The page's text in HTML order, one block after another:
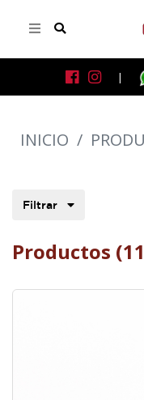
|
INICIO /
Filtrar
Productos